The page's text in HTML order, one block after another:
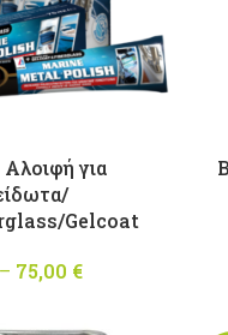
για
Gelcoat
– 75,00 €